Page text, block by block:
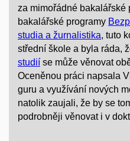
za mimořádné bakalářské
bakalářské programy
studia a žurnalistika, tuto
střední škole a byla ráda,
studií se může věnovat
Oceněnou práci napsala
guru a využívání nových
natolik zaujali, že by se
podrobněji věnovat i v